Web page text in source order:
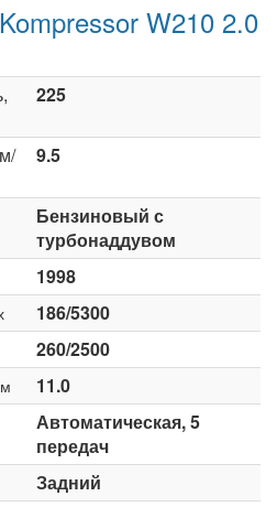
W210 2.0
225
9.5
Бензиновый с
турбонаддувом
1998
186/5300
260/2500
11.0
Автоматическая, 5
передач
Задний